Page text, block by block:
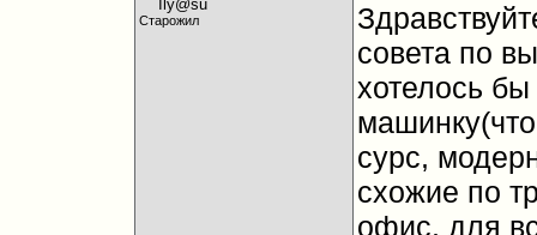
Старожил
совета по
хотелось
сурс,
схожие по
офис, для